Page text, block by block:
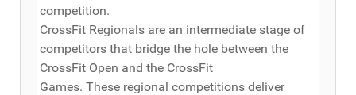
competition.
CrossFit Regionals are an intermediate stage of
competitors that bridge the hole between the
CrossFit Open and the CrossFit
Games. These regional competitions deliver